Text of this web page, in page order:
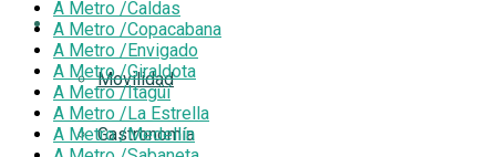
Turismetro
Movilidad
Gastronomía
A Metro /Caldas
A Metro /Copacabana
A Metro /Envigado
A Metro /Giraldota
A Metro /Itagüí
A Metro /La Estrella
A Metro /Medellín